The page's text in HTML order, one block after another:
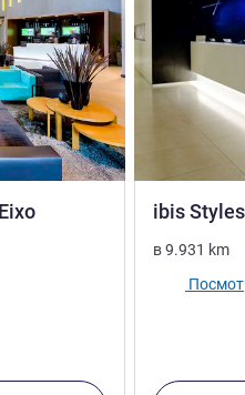
(Рейтинг ALL)
ibis
в9.931 km